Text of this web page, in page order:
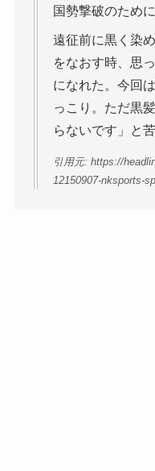
国勢撃破のため
遠征前に黒く染
をなおす時、思
になれた。今回
っこり。ただ黒
らないです」と
引用元: https://
12150907-nksports-